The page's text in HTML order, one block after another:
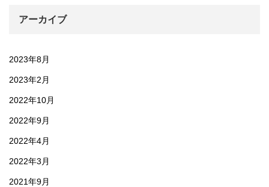
アーカイブ
2023年8月
2023年2月
2022年10月
2022年9月
2022年4月
2022年3月
2021年9月